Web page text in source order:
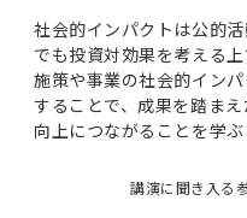
社会的インパクトは公的
でも投資対効果を考える
施策や事業の社会的イン
することで、成果を踏ま
向上につながることを学ぶ
講演に聞き入る